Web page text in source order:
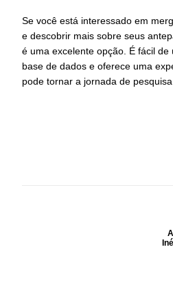
Se você está interessado em
e descobrir mais sobre seus
é uma excelente opção. É fácil
base de dados e oferece uma
pode tornar a jornada de